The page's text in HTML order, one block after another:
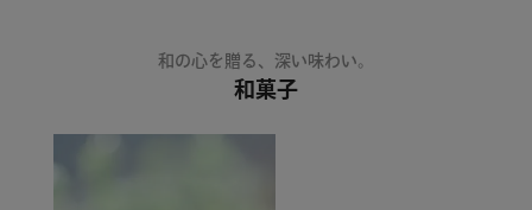
和の心を贈る、深い味わい。
和菓子